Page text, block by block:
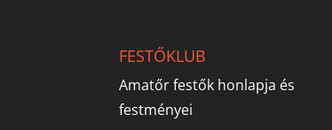
FESTŐKLUB
Amatőr festők honlapja és
festményei